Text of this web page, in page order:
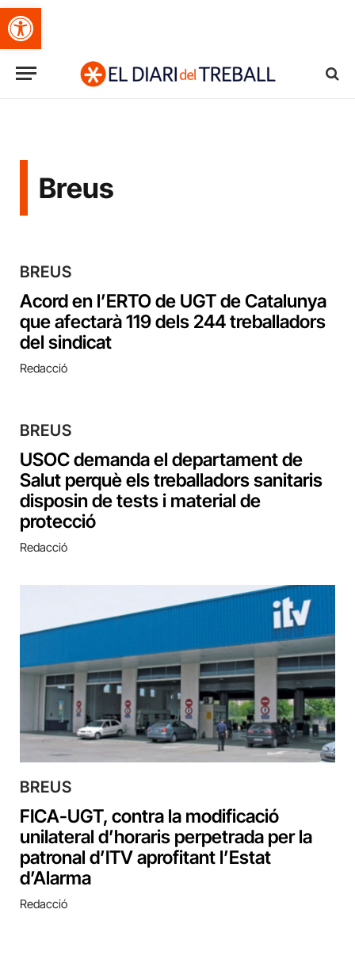
Obre la barra d'eines
Breus
BREUS
Acord en l’ERTO de UGT de Catalunya
que afectarà 119 dels 244 treballadors
del sindicat
Redacció
BREUS
USOC demanda el departament de
Salut perquè els treballadors sanitaris
disposin de tests i material de
protecció
Redacció
BREUS
FICA-UGT, contra la modificació
unilateral d’horaris perpetrada per la
patronal d’ITV aprofitant l’Estat
d’Alarma
Redacció